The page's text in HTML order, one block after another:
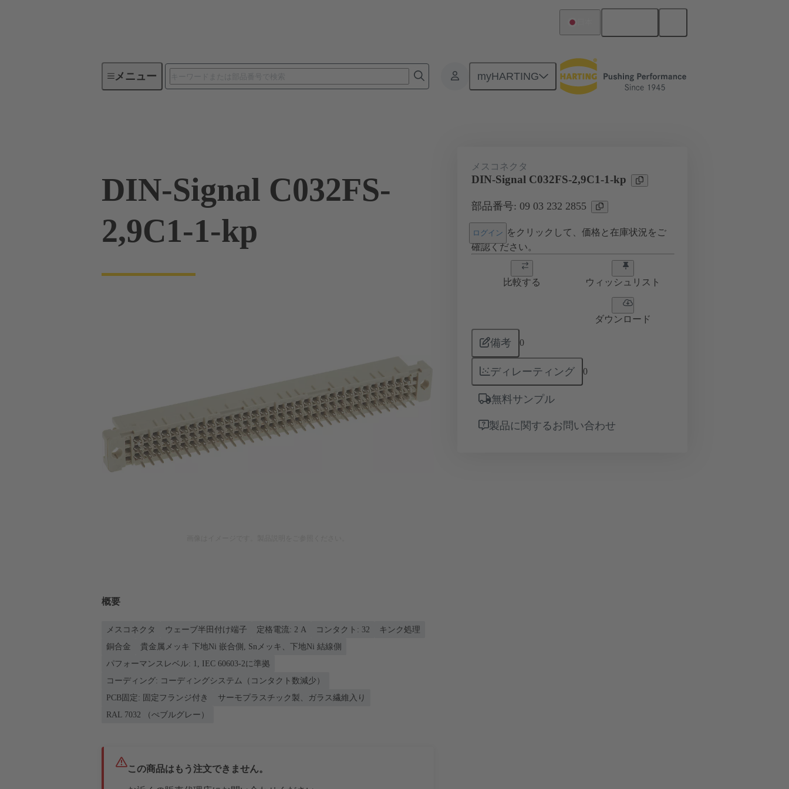
メニュー myHARTING
デバイスコネクティビティ マザーボード ツー ドーターカード接続
DIN-Signal C032FS-
2,9C1-1-kp
メスコネクタ
DIN-Signal C032FS-2,9C1-1-kp
部品番号: 09 03 232 2855
ログイン をクリックして、価格と在庫状況をご
確認ください。
比較する ウィッシュリスト
ダウンロード
備考 0
ディレーティング 0
無料サンプル
製品に関するお問い合わせ
概要
メスコネクタ ウェーブ半田付け端子 定格電流: ‌2 A コンタクト: 32
キンク処理
銅合金
貴金属メッキ 下地Ni 嵌合側, Snメッキ、下地Ni 結線側
パフォーマンスレベル: 1, IEC 60603-2に準拠
コーディング: コーディングシステム（コンタクト数減少）
PCB固定: 固定フランジ付き
サーモプラスチック製、ガラス繊維入り
RAL 7032 （ぺブルグレー）
この商品はもう注文できません。